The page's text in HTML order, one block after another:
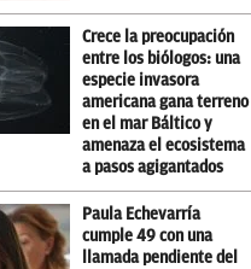
Crece la preocupación
entre los biólogos: una
especie invasora
americana gana terreno
en el mar Báltico y
amenaza el ecosistema
a pasos agigantados
Paula Echevarría
cumple 49 con una
llamada pendiente del